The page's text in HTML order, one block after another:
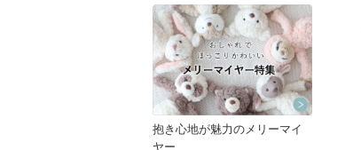
抱き心地が魅力のメリーマイ
ヤー